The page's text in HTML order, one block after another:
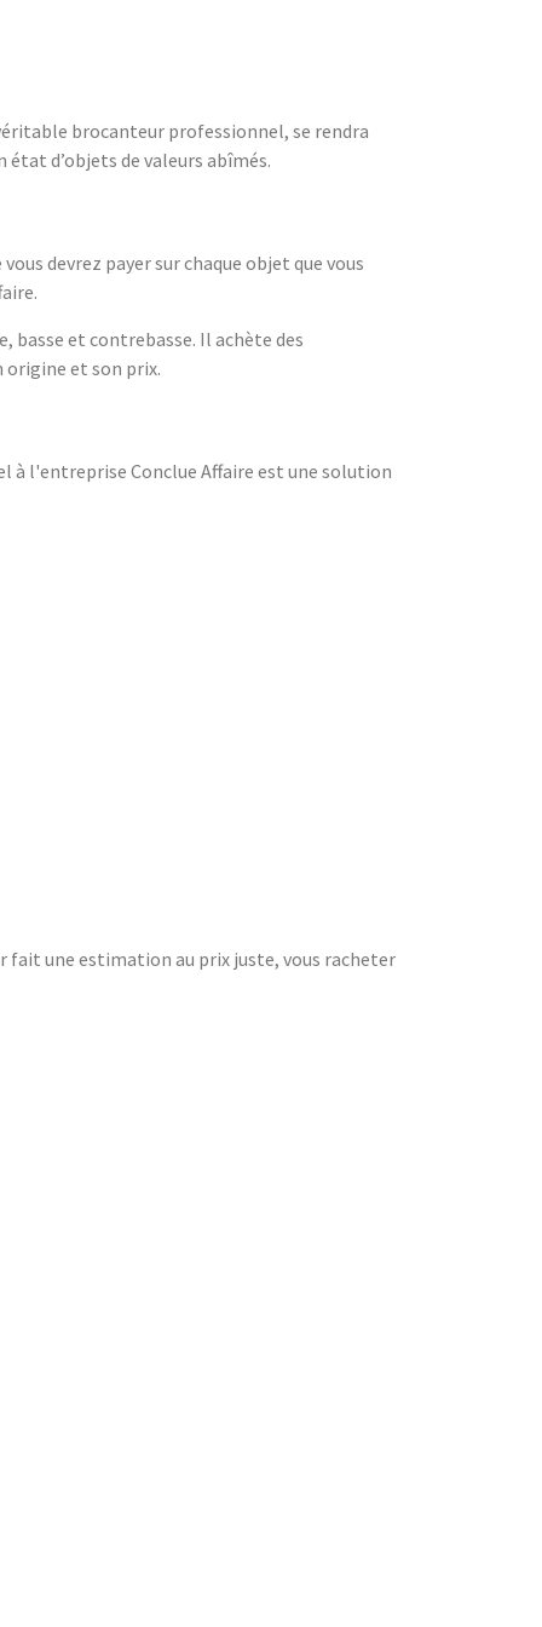
brocanteur professionnel, se rendra
état d’objets de valeurs abîmés.
devrez payer sur chaque objet que vous
basse et contrebasse. Il achète des
origine et son prix.
à l'entreprise Conclue Affaire est une solution
fait une estimation au prix juste, vous racheter